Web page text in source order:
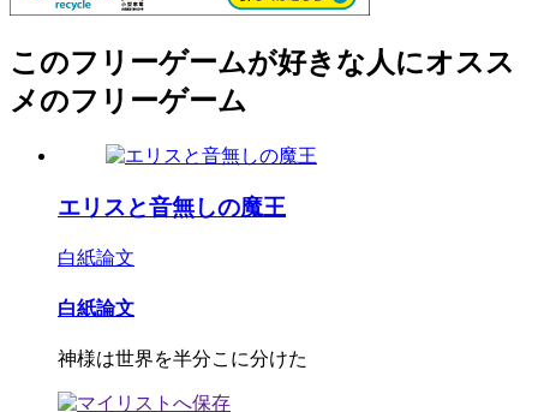
このフリーゲームが好きな人にオスス
メのフリーゲーム
エリスと音無しの魔王
白紙論文
白紙論文
神様は世界を半分こに分けた